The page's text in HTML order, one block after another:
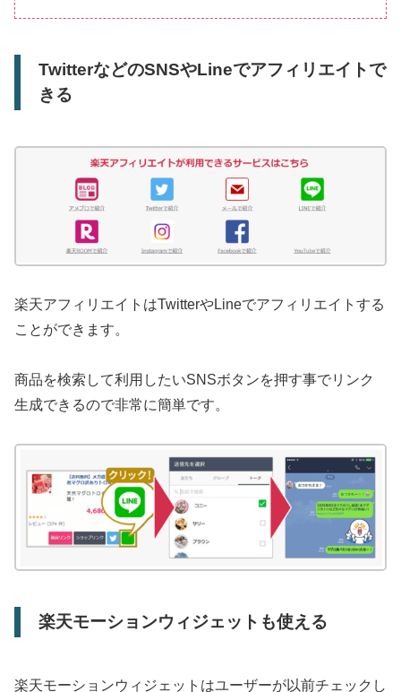
TwitterなどのSNSやLineでアフィリエイトで
きる
楽天アフィリエイトはTwitterやLineでアフィリエイトする
ことができます。
商品を検索して利用したいSNSボタンを押す事でリンク
生成できるので非常に簡単です。
楽天モーションウィジェットも使える
楽天モーションウィジェットはユーザーが以前チェックし